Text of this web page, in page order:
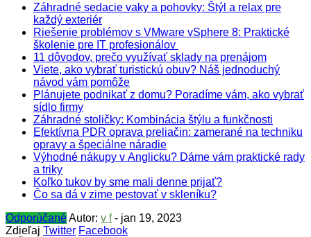
Záhradné sedacie vaky a pohovky: Štýl a relax pre
každý exteriér
Riešenie problémov s VMware vSphere 8: Praktické
školenie pre IT profesionálov
11 dôvodov, prečo využívať sklady na prenájom
Viete, ako vybrať turistickú obuv? Náš jednoduchý
návod vám pomôže
Plánujete podnikať z domu? Poradíme vám, ako vybrať
sídlo firmy
Záhradné stoličky: Kombinácia štýlu a funkčnosti
Efektívna PDR oprava preliačin: zamerané na techniku
opravy a špeciálne náradie
Výhodné nákupy v Anglicku? Dáme vám praktické rady
a triky
Koľko tukov by sme mali denne prijať?
Čo sa dá v zime pestovať v skleníku?
OdporúčanéAutor: v f - jan 19, 2023
Zdieľaj Twitter Facebook